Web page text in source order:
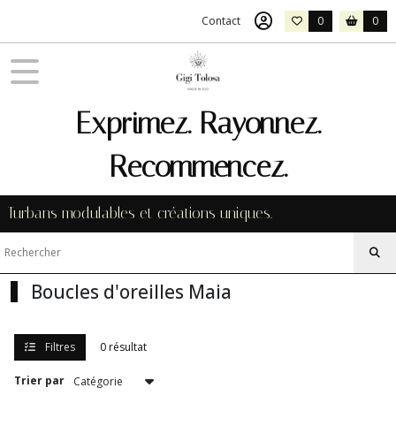
Contact 0 0
Exprimez. Rayonnez.
Recommencez.
Turbans modulables et créations uniques.
Boucles d'oreilles Maia
Filtres 0 résultat
Trier par
FILTRES
Afficher
les
résultats